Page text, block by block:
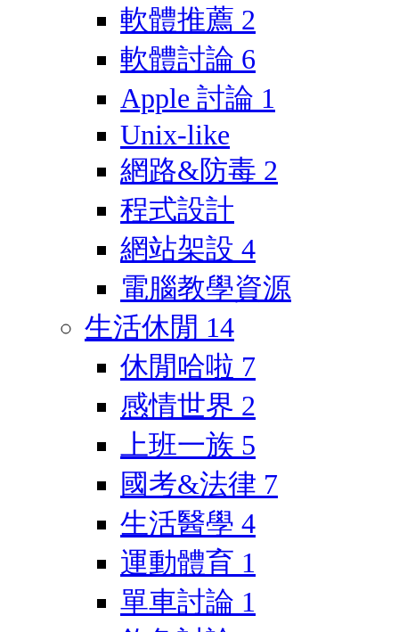
軟體推薦 2
軟體討論 6
Apple 討論 1
Unix-like
網路&防毒 2
程式設計
網站架設 4
電腦教學資源
生活休閒 14
休閒哈啦 7
感情世界 2
上班一族 5
國考&法律 7
生活醫學 4
運動體育 1
單車討論 1